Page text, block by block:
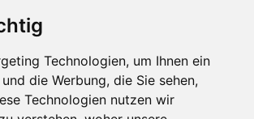
Technologien, um Ihnen ein
die Werbung, die Sie sehen,
Technologien nutzen wir